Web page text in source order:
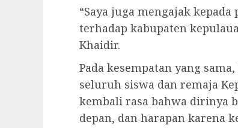
“Saya juga mengajak
terhadap kabupaten
Khaidir.
Pada kesempatan yang
seluruh siswa dan remaja
kembali rasa bahwa dirinya
depan, dan harapan karena